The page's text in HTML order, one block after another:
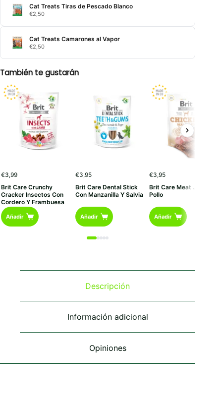
Cat Treats Tiras de Pescado Blanco
€2,50
Cat Treats Camarones al Vapor
€2,50
También te gustarán
€3,99
Brit Care Crunchy
Cracker Insectos Con
Cordero Y Frambuesa
Añadir
€3,95
Brit Care Dental Stick
Con Manzanilla Y Salvia
Añadir
€3,95
Brit Care Meat Jerky
Pollo
Añadir
Descripción
Información adicional
Opiniones